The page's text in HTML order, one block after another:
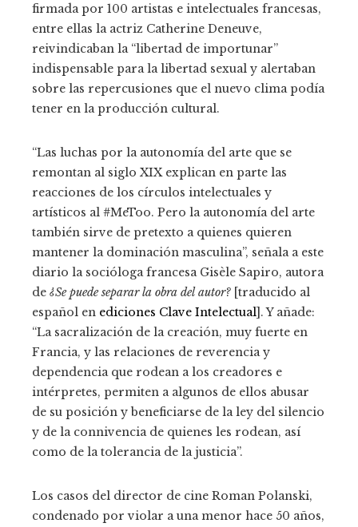
firmada por 100 artistas e intelectuales francesas,
entre ellas la actriz Catherine Deneuve,
reivindicaban la “libertad de importunar”
indispensable para la libertad sexual y alertaban
sobre las repercusiones que el nuevo clima podía
tener en la producción cultural.
“Las luchas por la autonomía del arte que se
remontan al siglo XIX explican en parte las
reacciones de los círculos intelectuales y
artísticos al #MeToo. Pero la autonomía del arte
también sirve de pretexto a quienes quieren
mantener la dominación masculina”, señala a este
diario la socióloga francesa Gisèle Sapiro, autora
de ¿Se puede separar la obra del autor? [traducido al
español en ediciones Clave Intelectual]. Y añade:
“La sacralización de la creación, muy fuerte en
Francia, y las relaciones de reverencia y
dependencia que rodean a los creadores e
intérpretes, permiten a algunos de ellos abusar
de su posición y beneficiarse de la ley del silencio
y de la connivencia de quienes les rodean, así
como de la tolerancia de la justicia”.
Los casos del director de cine Roman Polanski,
condenado por violar a una menor hace 50 años,